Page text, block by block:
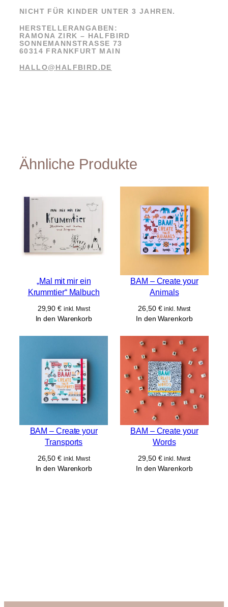
NICHT FÜR KINDER UNTER 3 JAHREN.
HERSTELLERANGABEN:
RAMONA ZIRK – HALFBIRD
SONNEMANNSTRASSE 73
60314 FRANKFURT MAIN
HALLO@HALFBIRD.DE
Ähnliche Produkte
„Mal mit mir ein
Krummtier“ Malbuch
29,90€ inkl. Mwst
In den Warenkorb
BAM – Create your
Animals
26,50 € inkl. Mwst
In den Warenkorb
BAM – Create your
Transports
26,50€ inkl. Mwst
In den Warenkorb
BAM – Create your
Words
29,50 € inkl. Mwst
In den Warenkorb